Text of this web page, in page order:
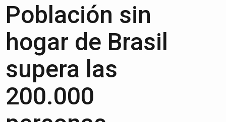
Población sin
hogar de Brasil
supera las
200.000